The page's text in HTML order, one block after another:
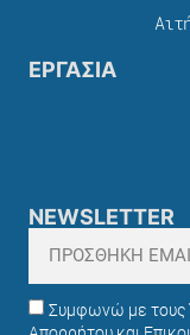
ΕΡΓΑΣΙΑ
NEWSLETTER
Συμφωνώ με τους